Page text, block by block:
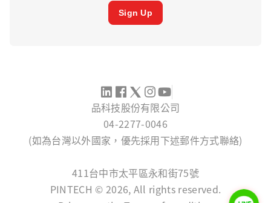
Sign Up
品科技股份有限公司
04-2277-0046
(如為台灣以外國家，優先採用下述郵件方式聯絡)
411台中市太平區永和街75號
PINTECH © 2026, All rights reserved.